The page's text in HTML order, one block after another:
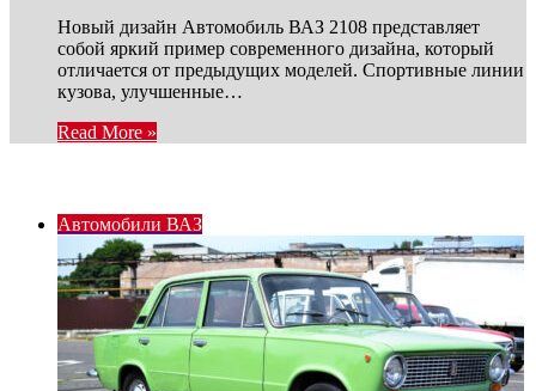
Новый дизайн Автомобиль ВАЗ 2108 представляет
собой яркий пример современного дизайна, который
отличается от предыдущих моделей. Спортивные линии
кузова, улучшенные…
Read More »
Автомобили ВАЗ